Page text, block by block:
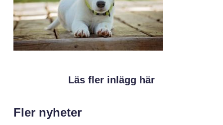
Läs fler inlägg här
Fler nyheter